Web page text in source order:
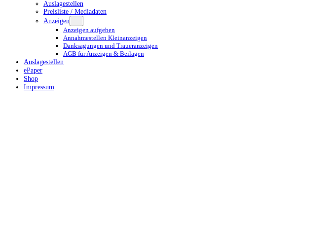
Auslagestellen
Preisliste / Mediadaten
Anzeigen
Anzeigen aufgeben
Annahmestellen Kleinanzeigen
Danksagungen und Traueranzeigen
AGB für Anzeigen & Beilagen
Auslagestellen
ePaper
Shop
Impressum